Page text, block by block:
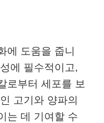
에 도움을 줍니
에 필수적이고,
로부터 세포를 보
고기와 양파의
는 데 기여할 수